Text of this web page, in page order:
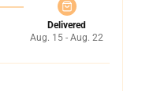
Delivered
Aug. 15 - Aug. 22